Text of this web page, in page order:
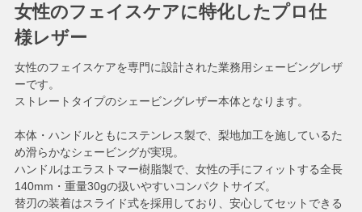
女性のフェイスケアに特化したプロ仕
様レザー
女性のフェイスケアを専門に設計された業務用シェービングレザ
ーです。
ストレートタイプのシェービングレザー本体となります。
本体・ハンドルともにステンレス製で、梨地加工を施しているた
め滑らかなシェービングが実現。
ハンドルはエラストマー樹脂製で、女性の手にフィットする全長
140mm・重量30gの扱いやすいコンパクトサイズ。
替刃の装着はスライド式を採用しており、安心してセットできる